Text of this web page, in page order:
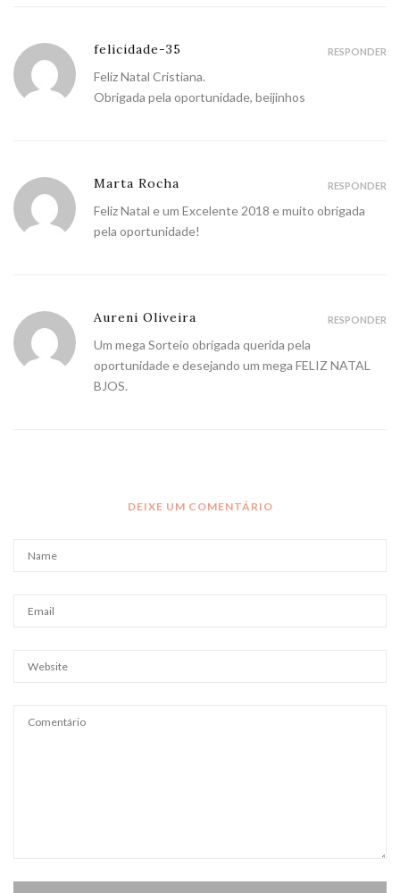
felicidade-35
Feliz Natal Cristiana.
Obrigada pela oportunidade, beijinhos
RESPONDER
Marta Rocha
Feliz Natal e um Excelente 2018 e muito obrigada
pela oportunidade!
RESPONDER
Aureni Oliveira
Um mega Sorteio obrigada querida pela
oportunidade e desejando um mega FELIZ NATAL
BJOS.
RESPONDER
DEIXE UM COMENTÁRIO